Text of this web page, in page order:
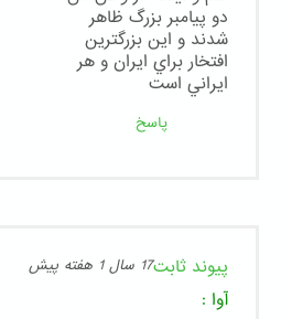
دو پيامبر بزرگ ظاهر
شدند و اين بزرگترين
افتخار براي ايران و هر
ايراني است
پاسخ
پیوند ثابت17 سال 1 هفته پیش
آوا :